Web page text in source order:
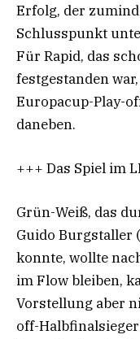
Erfolg, der
Schlusspunkt
Für Rapid, das
festgestanden
Europacup-Play-
daneben.
+++ Das Spiel im
Grün-Weiß, das
Guido Burgstaller
konnte, wollte
im Flow bleiben,
Vorstellung aber
off-